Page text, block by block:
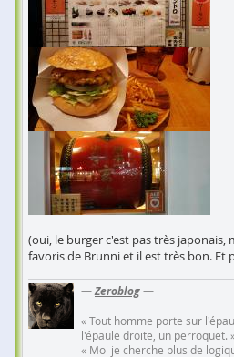
(oui, le burger c'est pas très japonais,
favoris de Brunni et il est très bon. Et
—Zeroblog—
« Tout homme porte sur
l'épaule droite, un perroquet.
« Moi je cherche plus de